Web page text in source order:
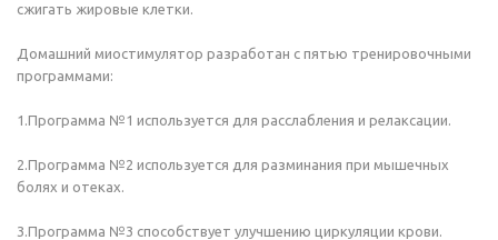
сжигать жировые клетки.
Домашний миостимулятор разработан с пятью тренировочными
программами:
1.Программа №1 используется для расслабления и релаксации.
2.Программа №2 используется для разминания при мышечных
болях и отеках.
3.Программа №3 способствует улучшению циркуляции крови.